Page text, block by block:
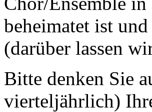
beheimatet ist
(darüber lassen
Bitte denken Sie
vierteljährlich)